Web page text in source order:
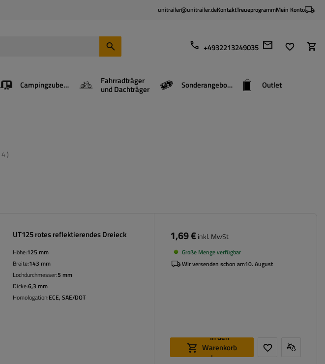
unitrailer@unitrailer.deKontaktTreueprogrammMein Konto
+4932213249035
Campingzubehör Fahrradträger
und Dachträger Sonderangebote Outlet
4 )
UT125 rotes reflektierendes Dreieck
Höhe:125 mm
Breite:143 mm
Lochdurchmesser:5 mm
Dicke:6,3 mm
Homologation:ECE, SAE/DOT
1,69 €inkl. MwSt
Große Menge verfügbar
Wir versenden schon am10. August
In den
Warenkorb
legen